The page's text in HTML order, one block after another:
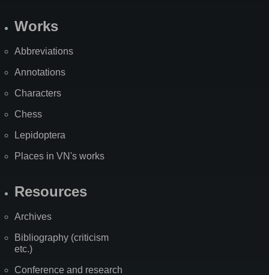
Works
Abbreviations
Annotations
Characters
Chess
Lepidoptera
Places in VN's works
Resources
Archives
Bibliography (criticism
etc.)
Conference and research